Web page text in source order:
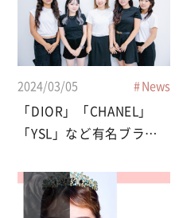
2024/03/05 News
「DIOR」「CHANEL」
「YSL」など有名ブラン